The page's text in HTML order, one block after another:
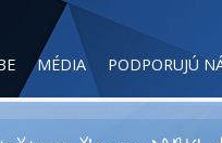
MÉDIA PODPORUJÚ